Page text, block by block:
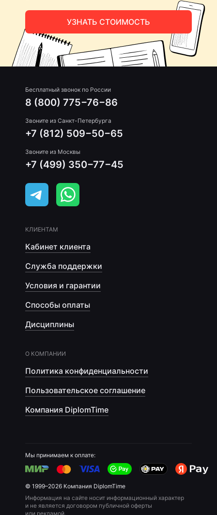
УЗНАТЬ СТОИМОСТЬ
Бесплатный звонок по России
8 (800) 775−76−86
Звоните из Санкт-Петербурга
+7 (812) 509−50−65
Звоните из Москвы
+7 (499) 350−77−45
КЛИЕНТАМ
Кабинет клиента
Служба поддержки
Условия и гарантии
Способы оплаты
Дисциплины
О КОМПАНИИ
Политика конфиденциальности
Пользовательское соглашение
Компания DiplomTime
Мы принимаем к оплате:
© 1999–2026 Компания DiplomTime
Информация на сайте носит информационный характер
и не является договором публичной оферты
или рекламой.